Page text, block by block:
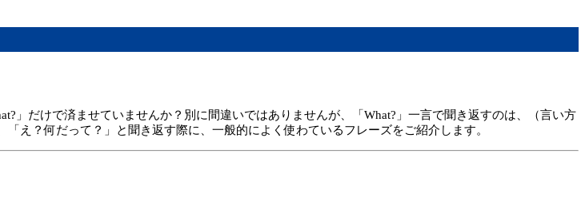
」だけで済ませていませんか？別に間違いではありませんが、「What?」一言で聞き返すのは、（言い方
え？何だって？」と聞き返す際に、一般的によく使わているフレーズをご紹介します。